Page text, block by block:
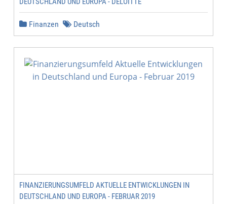
Finanzen Deutsch
FINANZIERUNGSUMFELD AKTUELLE ENTWICKLUNGEN IN
DEUTSCHLAND UND EUROPA - FEBRUAR 2019